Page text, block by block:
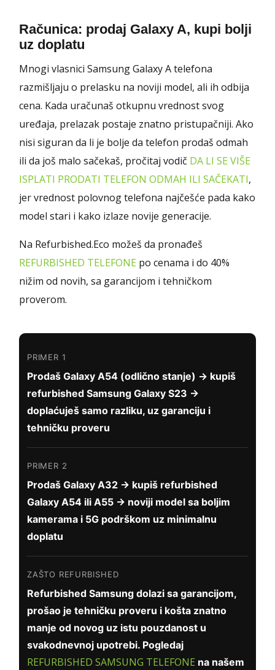
Računica: prodaj Galaxy A, kupi bolji
uz doplatu
Mnogi vlasnici Samsung Galaxy A telefona
razmišljaju o prelasku na noviji model, ali ih odbija
cena. Kada uračunaš otkupnu vrednost svog
uređaja, prelazak postaje znatno pristupačniji. Ako
nisi siguran da li je bolje da telefon prodaš odmah
ili da još malo sačekaš, pročitaj vodič DA LI SE VIŠE
ISPLATI PRODATI TELEFON ODMAH ILI SAČEKATI,
jer vrednost polovnog telefona najčešće pada kako
model stari i kako izlaze novije generacije.
Na Refurbished.Eco možeš da pronađeš
REFURBISHED TELEFONE po cenama i do 40%
nižim od novih, sa garancijom i tehničkom
proverom.
PRIMER 1
Prodaš Galaxy A54 (odlično stanje) → kupiš
refurbished Samsung Galaxy S23 →
doplaćuješ samo razliku, uz garanciju i
tehničku proveru
PRIMER 2
Prodaš Galaxy A32 → kupiš refurbished
Galaxy A54 ili A55 → noviji model sa boljim
kamerama i 5G podrškom uz minimalnu
doplatu
ZAŠTO REFURBISHED
Refurbished Samsung dolazi sa garancijom,
prošao je tehničku proveru i košta znatno
manje od novog uz istu pouzdanost u
svakodnevnoj upotrebi. Pogledaj
REFURBISHED SAMSUNG TELEFONE na našem